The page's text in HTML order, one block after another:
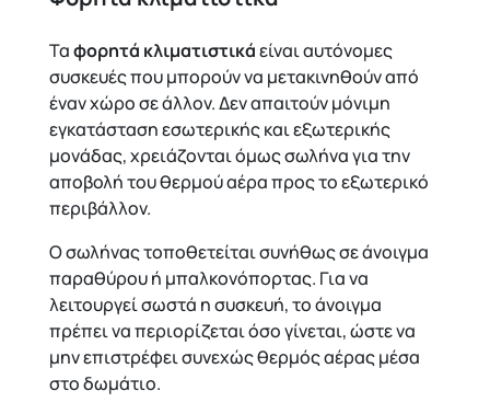
Ταφορητά κλιματιστικάείναι αυτόνομες
συσκευές που μπορούν να μετακινηθούν από
έναν χώρο σε άλλον. Δεν απαιτούν μόνιμη
εγκατάσταση εσωτερικής και εξωτερικής
μονάδας, χρειάζονται όμως σωλήνα για την
αποβολή του θερμού αέρα προς το εξωτερικό
περιβάλλον.
Ο σωλήνας τοποθετείται συνήθως σε άνοιγμα
παραθύρου ή μπαλκονόπορτας. Για να
λειτουργεί σωστά η συσκευή, το άνοιγμα
πρέπει να περιορίζεται όσο γίνεται, ώστε να
μην επιστρέφει συνεχώς θερμός αέρας μέσα
στο δωμάτιο.